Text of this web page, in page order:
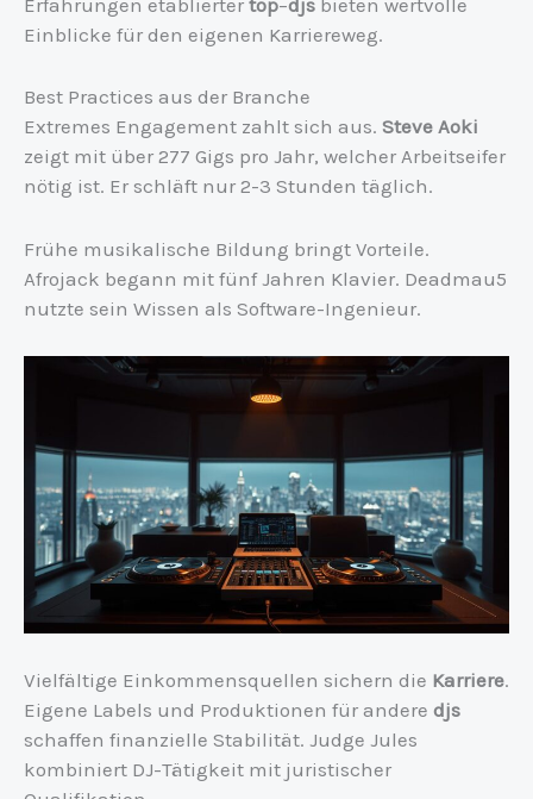
Erfahrungen etablierter top–djs bieten wertvolle
Einblicke für den eigenen Karriereweg.
Best Practices aus der Branche
Extremes Engagement zahlt sich aus. Steve Aoki
zeigt mit über 277 Gigs pro Jahr, welcher Arbeitseifer
nötig ist. Er schläft nur 2-3 Stunden täglich.
Frühe musikalische Bildung bringt Vorteile.
Afrojack begann mit fünf Jahren Klavier. Deadmau5
nutzte sein Wissen als Software-Ingenieur.
Vielfältige Einkommensquellen sichern die Karriere.
Eigene Labels und Produktionen für andere djs
schaffen finanzielle Stabilität. Judge Jules
kombiniert DJ-Tätigkeit mit juristischer